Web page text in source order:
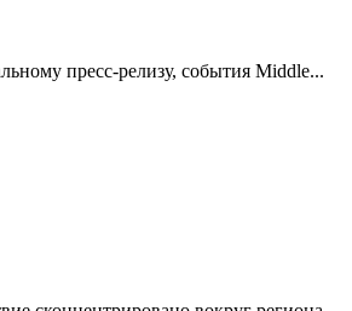
пресс-релизу, события Middle...